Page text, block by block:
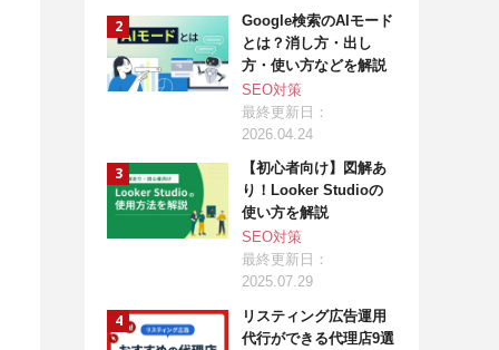
Google検索のAIモード
とは？消し方・出し
方・使い方などを解説
SEO対策
最終更新日：
2026.04.24
【初心者向け】図解あ
り！Looker Studioの
使い方を解説
SEO対策
最終更新日：
2025.07.29
リスティング広告運用
代行ができる代理店9選